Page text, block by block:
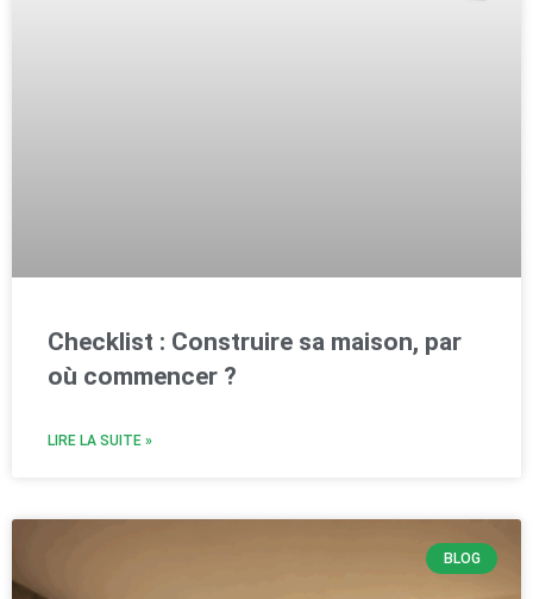
Checklist : Construire sa maison, par
où commencer ?
LIRE LA SUITE »
BLOG